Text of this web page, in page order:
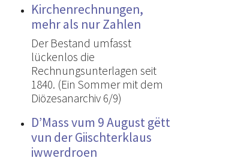
Kirchenrechnungen,
mehr als nur Zahlen
Der Bestand umfasst
lückenlos die
Rechnungsunterlagen seit
1840. (Ein Sommer mit dem
Diözesanarchiv 6/9)
D’Mass vum 9 August gëtt
vun der Giischterklaus
iwwerdroen